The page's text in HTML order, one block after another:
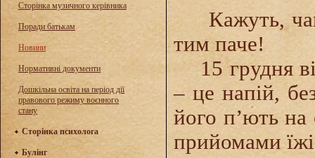
Сторінка музичного керівника
Поради батькам
Новини
Нормативні документи
Дошкільна освіта на період дії
правового режиму воєнного
стану
Сторінка психолога
Булінг
Кажуть, чай
тим паче!
15 грудня
– це напій,
його п’ють на
прийомами